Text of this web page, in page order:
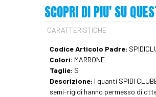
SCOPRI DI PIU' SU
CARATTERISTICHE
Codice Articolo Padre:
Colori: MARRONE
Taglie: S
Descrizione: I guanti SPIDI
semi-rigidi hanno permesso di